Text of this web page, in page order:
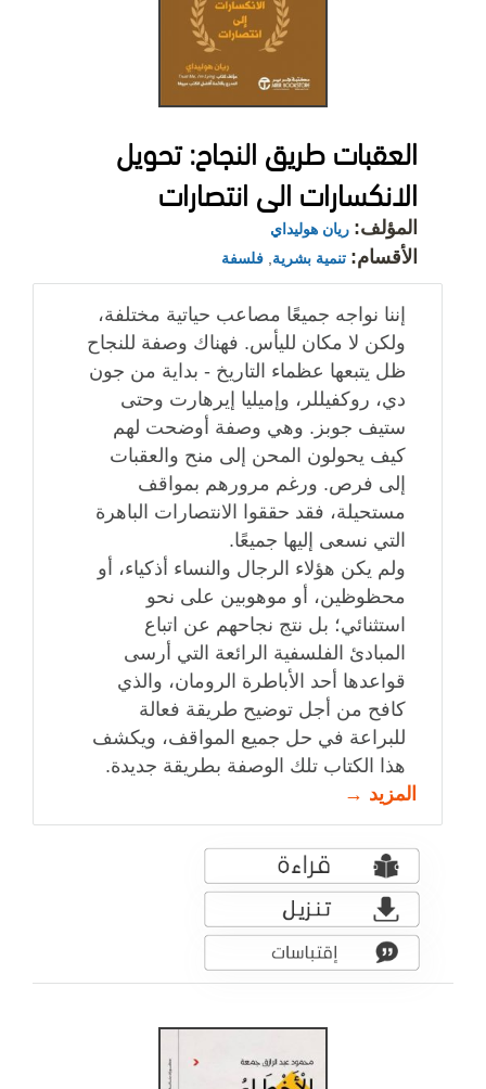
‎العقبات طريق النجاح: تحويل
الانكسارات الى انتصارات‎
المؤلف: ريان هوليداي
الأقسام: تنمية بشرية, فلسفة
إننا نواجه جميعًا مصاعب حياتية مختلفة،
ولكن لا مكان لليأس. فهناك وصفة للنجاح
ظل يتبعها عظماء التاريخ - بداية من جون
دي، روكفيللر، وإميليا إيرهارت وحتى
ستيف جوبز. وهي وصفة أوضحت لهم
كيف يحولون المحن إلى منح والعقبات
إلى فرص. ورغم مرورهم بمواقف
مستحيلة، فقد حققوا الانتصارات الباهرة
التي نسعى إليها جميعًا.
ولم يكن هؤلاء الرجال والنساء أذكياء، أو
محظوظين، أو موهوبين على نحو
استثنائي؛ بل نتج نجاحهم عن اتباع
المبادئ الفلسفية الرائعة التي أرسى
قواعدها أحد الأباطرة الرومان، والذي
كافح من أجل توضيح طريقة فعالة
للبراعة في حل جميع المواقف، ويكشف
هذا الكتاب تلك الوصفة بطريقة جديدة.
المزيد →